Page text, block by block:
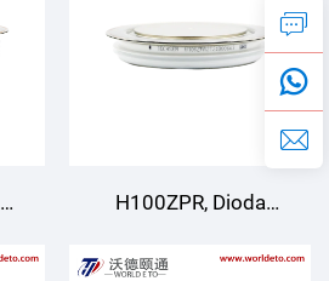
H100ZPR, Dioda